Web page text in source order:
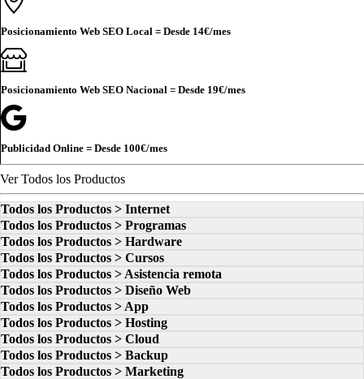
Posicionamiento Web SEO Local = Desde 14€/mes
Posicionamiento Web SEO Nacional = Desde 19€/mes
Publicidad Online = Desde 100€/mes
Ver Todos los Productos
Todos los Productos > Internet
Todos los Productos > Programas
Todos los Productos > Hardware
Todos los Productos > Cursos
Todos los Productos > Asistencia remota
Todos los Productos > Diseño Web
Todos los Productos > App
Todos los Productos > Hosting
Todos los Productos > Cloud
Todos los Productos > Backup
Todos los Productos > Marketing